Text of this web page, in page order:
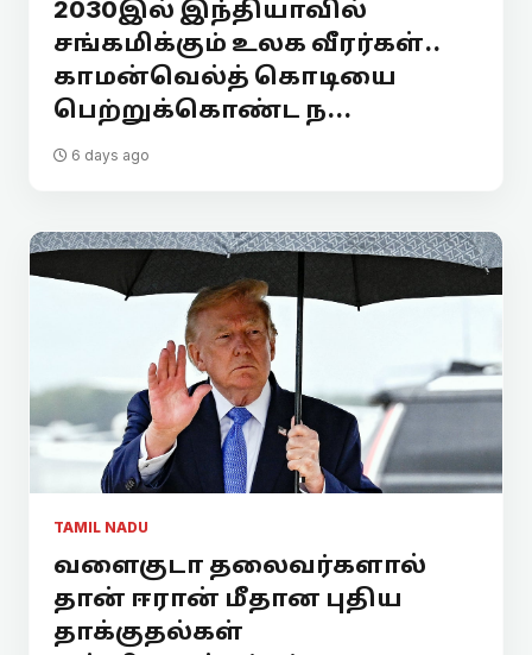
2030இல் இந்தியாவில்
சங்கமிக்கும் உலக வீரர்கள்..
காமன்வெல்த் கொடியை
பெற்றுக்கொண்ட ந...
6 days ago
TAMIL NADU
வளைகுடா தலைவர்களால்
தான் ஈரான் மீதான புதிய
தாக்குதல்கள்